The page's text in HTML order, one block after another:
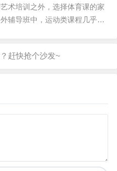
培训之外，选择体育课的家
辅导班中，运动类课程几乎成